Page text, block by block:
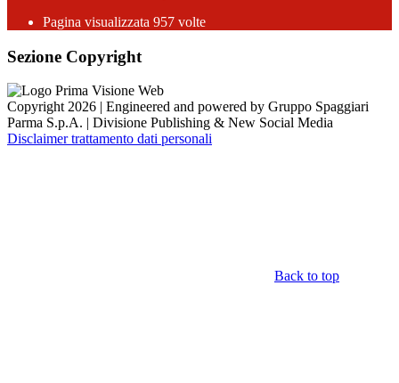
Pagina visualizzata 957 volte
Sezione Copyright
Copyright 2026 | Engineered and powered by Gruppo Spaggiari
Parma S.p.A. | Divisione Publishing & New Social Media
Disclaimer trattamento dati personali
Back to top